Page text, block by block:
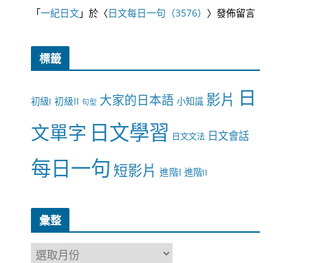
「一紀日文」於〈日文每日一句（3576） 〉發佈留言
標籤
初級I 初級II 句型 大家的日本語 小知識 影片 日
文單字 日文學習 日文文法 日文會話
每日一句 短影片 進階I 進階II
彙整
彙